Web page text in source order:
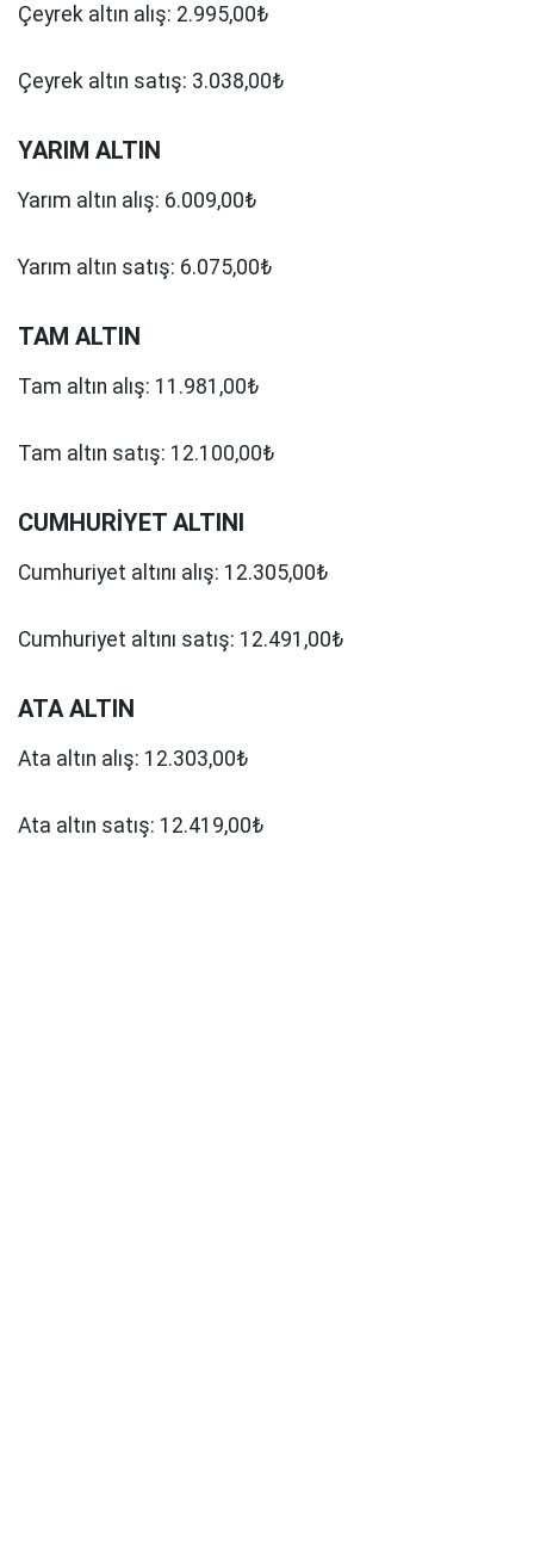
Çeyrek altın alış: 2.995,00₺
Çeyrek altın satış: 3.038,00₺
YARIM ALTIN
Yarım altın alış: 6.009,00₺
Yarım altın satış: 6.075,00₺
TAM ALTIN
Tam altın alış: 11.981,00₺
Tam altın satış: 12.100,00₺
CUMHURİYET ALTINI
Cumhuriyet altını alış: 12.305,00₺
Cumhuriyet altını satış: 12.491,00₺
ATA ALTIN
Ata altın alış: 12.303,00₺
Ata altın satış: 12.419,00₺